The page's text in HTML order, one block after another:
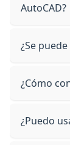
AutoCAD?
¿Se
¿Cómo
¿Puedo